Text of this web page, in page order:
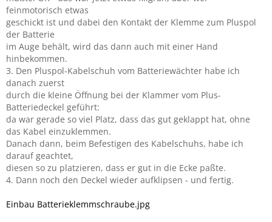
feinmotorisch etwas
geschickt ist und dabei den Kontakt der Klemme zum Pluspol
der Batterie
im Auge behält, wird das dann auch mit einer Hand
hinbekommen.
3. Den Pluspol-Kabelschuh vom Batteriewächter habe ich
danach zuerst
durch die kleine Öffnung bei der Klammer vom Plus-
Batteriedeckel geführt:
da war gerade so viel Platz, dass das gut geklappt hat, ohne
das Kabel einzuklemmen.
Danach dann, beim Befestigen des Kabelschuhs, habe ich
darauf geachtet,
diesen so zu platzieren, dass er gut in die Ecke paßte.
4. Dann noch den Deckel wieder aufklipsen - und fertig.
Einbau Batterieklemmschraube.jpg